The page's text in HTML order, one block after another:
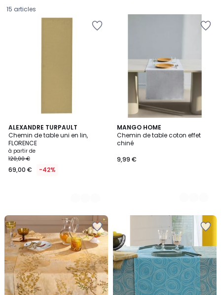
15 articles
ALEXANDRE TURPAULT
Chemin de table uni en lin,
FLORENCE
Prix
à
partir
lieu
de
120,00
€
42%
de
réduction
appliquée.
à partir de
120,00 €
69,00 € -42%
13
Couleurs
MANGO HOME
Chemin de table coton effet
chiné
9,99 €
4
Couleurs